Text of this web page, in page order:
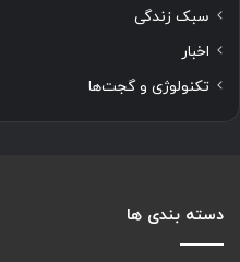
سبک زندگی
اخبار
تکنولوژی و گجت‌ها
دسته بندی ها